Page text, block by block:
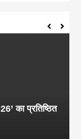
का प्रतिष्ठित